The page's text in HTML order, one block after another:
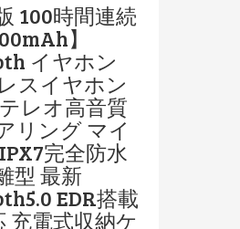
100時間連続
】
イヤホン
スイヤホン
レオ高音質
リング マイ
完全防水
型 最新
EDR搭載
充電式収納ケ